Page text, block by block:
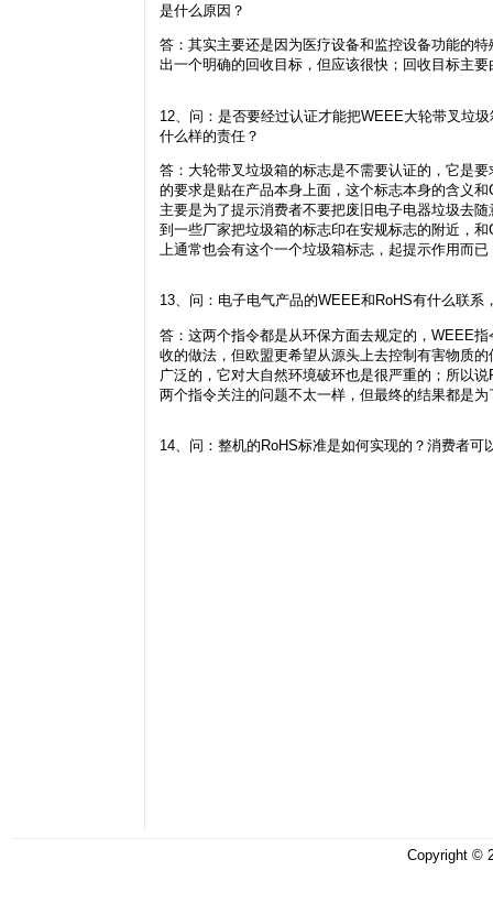
是什么原因？
答：其实主要还是因为医疗设备和监控设备功能的
出一个明确的回收目标，但应该很快；回收目标主
12、问：是否要经过认证才能把WEEE大轮带叉垃
什么样的责任？
答：大轮带叉垃圾箱的标志是不需要认证的，它是
的要求是贴在产品本身上面，这个标志本身的含义
主要是为了提示消费者不要把废旧电子电器垃圾去
到一些厂家把垃圾箱的标志印在安规标志的附近，
上通常也会有这个一个垃圾箱标志，起提示作用而
13、问：电子电气产品的WEEE和RoHS有什么联系
答：这两个指令都是从环保方面去规定的，WEEE
收的做法，但欧盟更希望从源头上去控制有害物质
广泛的，它对大自然环境破环也是很严重的；所以
两个指令关注的问题不太一样，但最终的结果都是为
14、问：整机的RoHS标准是如何实现的？消费者
Copyright ©